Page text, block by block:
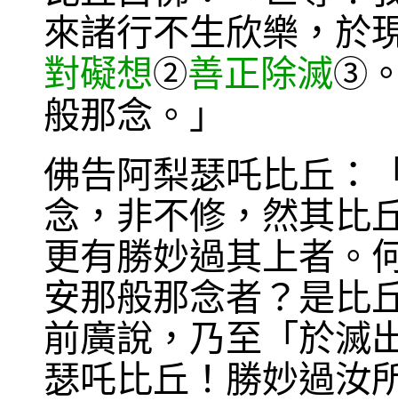
來諸行不生欣樂，於
對礙想②善正除滅③
般那念。」
佛告阿梨瑟吒比丘：
念，非不修，然其比
更有勝妙過其上者。
安那般那念者？是
前廣說，乃至「於滅
瑟吒比丘！勝妙過汝